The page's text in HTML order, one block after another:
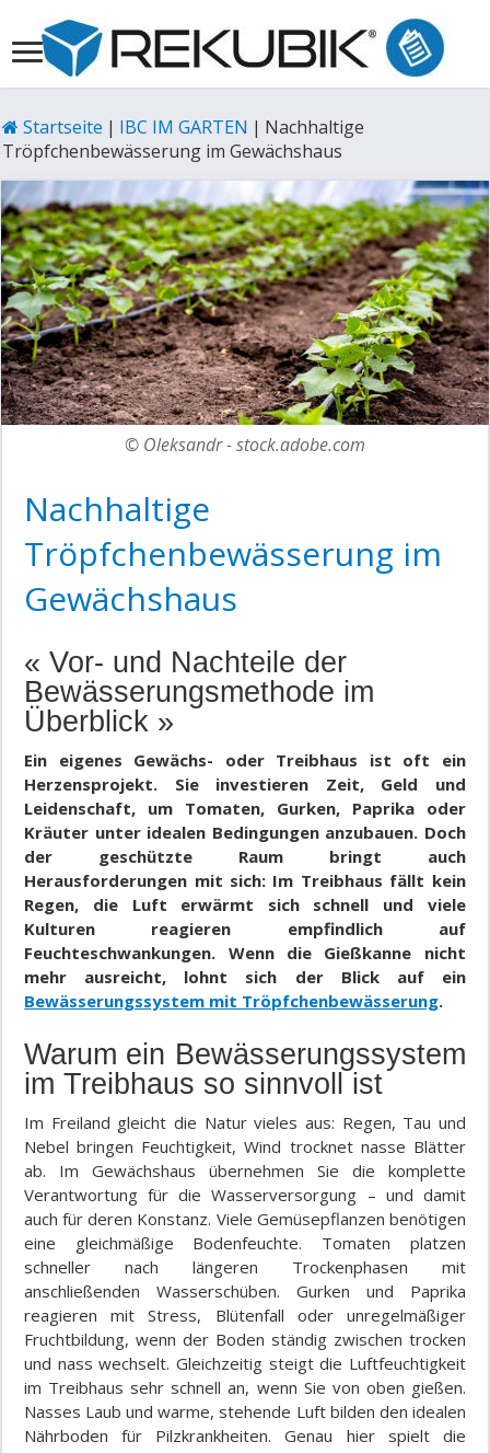
Startseite | IBC IM GARTEN | Nachhaltige
Tröpfchenbewässerung im Gewächshaus
© Oleksandr - stock.adobe.com
Nachhaltige
Tröpfchenbewässerung im
Gewächshaus
« Vor- und Nachteile der
Bewässerungsmethode im
Überblick »
Ein eigenes Gewächs- oder Treibhaus ist oft ein
Herzensprojekt. Sie investieren Zeit, Geld und
Leidenschaft, um Tomaten, Gurken, Paprika oder
Kräuter unter idealen Bedingungen anzubauen. Doch
der geschützte Raum bringt auch
Herausforderungen mit sich: Im Treibhaus fällt kein
Regen, die Luft erwärmt sich schnell und viele
Kulturen reagieren empfindlich auf
Feuchteschwankungen. Wenn die Gießkanne nicht
mehr ausreicht, lohnt sich der Blick auf ein
Bewässerungssystem mit Tröpfchenbewässerung.
Warum ein Bewässerungssystem
im Treibhaus so sinnvoll ist
Im Freiland gleicht die Natur vieles aus: Regen, Tau und
Nebel bringen Feuchtigkeit, Wind trocknet nasse Blätter
ab. Im Gewächshaus übernehmen Sie die komplette
Verantwortung für die Wasserversorgung – und damit
auch für deren Konstanz. Viele Gemüsepflanzen benötigen
eine gleichmäßige Bodenfeuchte. Tomaten platzen
schneller nach längeren Trockenphasen mit
anschließenden Wasserschüben. Gurken und Paprika
reagieren mit Stress, Blütenfall oder unregelmäßiger
Fruchtbildung, wenn der Boden ständig zwischen trocken
und nass wechselt. Gleichzeitig steigt die Luftfeuchtigkeit
im Treibhaus sehr schnell an, wenn Sie von oben gießen.
Nasses Laub und warme, stehende Luft bilden den idealen
Nährboden für Pilzkrankheiten. Genau hier spielt die